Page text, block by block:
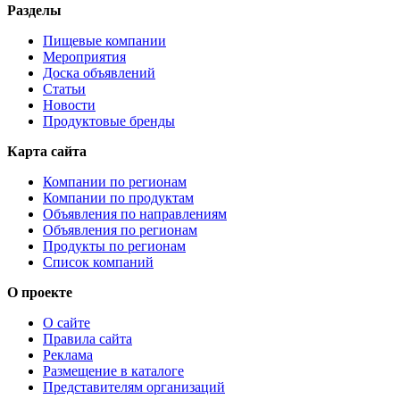
Разделы
Пищевые компании
Мероприятия
Доска объявлений
Статьи
Новости
Продуктовые бренды
Карта сайта
Компании по регионам
Компании по продуктам
Объявления по направлениям
Объявления по регионам
Продукты по регионам
Список компаний
О проекте
О сайте
Правила сайта
Реклама
Размещение в каталоге
Представителям организаций